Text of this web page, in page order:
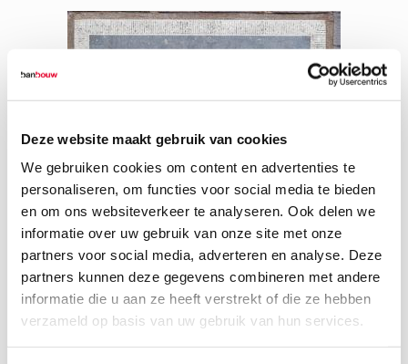
Deze website maakt gebruik van cookies
We gebruiken cookies om content en advertenties te
personaliseren, om functies voor social media te bieden
en om ons websiteverkeer te analyseren. Ook delen we
informatie over uw gebruik van onze site met onze
partners voor social media, adverteren en analyse. Deze
partners kunnen deze gegevens combineren met andere
informatie die u aan ze heeft verstrekt of die ze hebben
verzameld op basis van uw gebruik van hun services.
30 maart 2026